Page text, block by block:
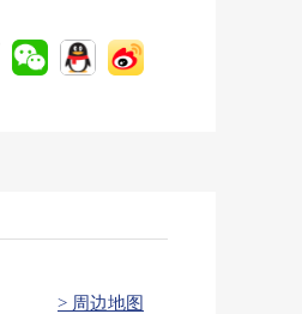
> 周边地图